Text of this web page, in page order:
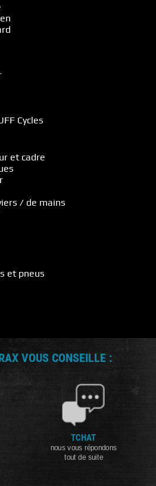
Cycles
et cadre
/ de mains
et pneus
VOUS CONSEILLE :
TCHAT
nous vous répondons
tout de suite